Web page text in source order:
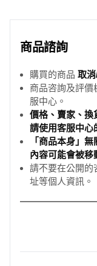
商品諮詢
購買的商品 取
商品咨詢及評價
服中心。
價格、賣家、換
請使用客服中心
「商品本身」
內容可能會被移
請不要在公開的
址等個人資訊。